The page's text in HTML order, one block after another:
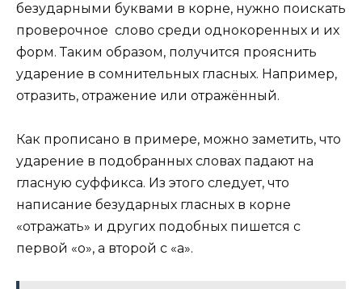
безударными буквами в корне, нужно поискать
проверочное слово среди однокоренных и их
форм. Таким образом, получится прояснить
ударение в сомнительных гласных. Например,
отразить, отражение или отражённый.
Как прописано в примере, можно заметить, что
ударение в подобранных словах падают на
гласную суффикса. Из этого следует, что
написание безударных гласных в корне
«отражать» и других подобных пишется с
первой «о», а второй с «а».